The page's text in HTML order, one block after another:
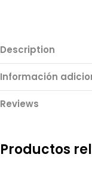
Description
Información
Reviews
Productos